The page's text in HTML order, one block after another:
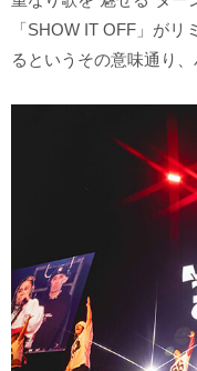
「SHOW IT OFF」が
るというその意味通り